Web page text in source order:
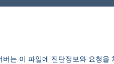
는 이 파일에 진단정보와 요청을